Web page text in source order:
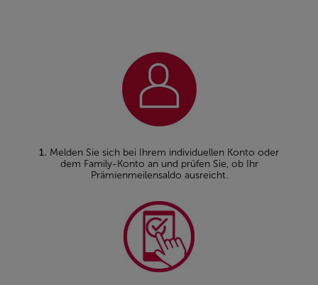
1. Melden Sie sich bei Ihrem individuellen Konto oder
dem Family-Konto an und prüfen Sie, ob Ihr
Prämienmeilensaldo ausreicht.